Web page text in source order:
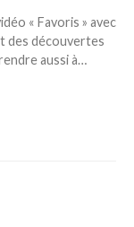
« Favoris » avec
des découvertes
aussi à…